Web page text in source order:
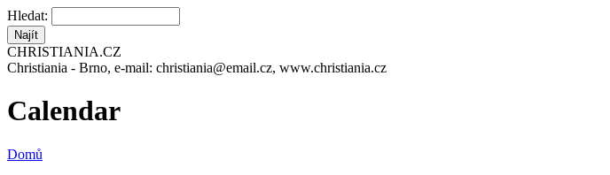
Hledat:
CHRISTIANIA.CZ
Christiania - Brno, e-mail: christiania@email.cz, www.christiania.cz
Calendar
Domů